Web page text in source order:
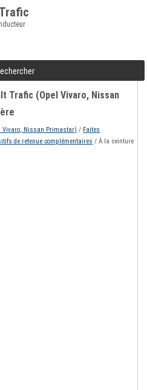
Trafic (Opel Vivaro, Nissan
Vivaro, Nissan Primastar) / Faites
de retenue complémentaires / À la ceinture